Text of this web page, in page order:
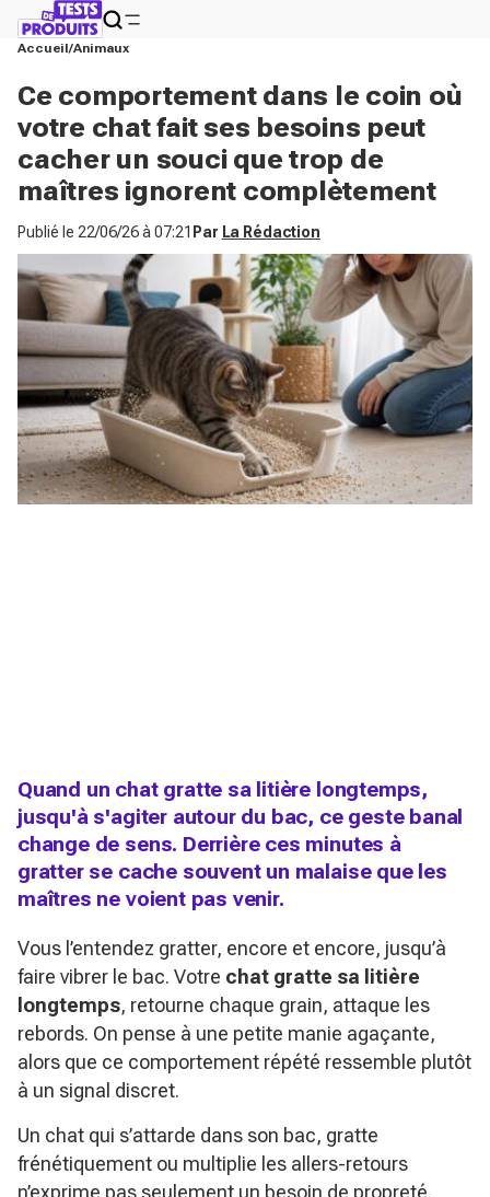
Accueil Animaux
Ce comportement dans le coin où
votre chat fait ses besoins peut
cacher un souci que trop de
maîtres ignorent complètement
Publié le 22/06/26 à 07:21 Par La Rédaction
Quand un chat gratte sa litière longtemps,
jusqu'à s'agiter autour du bac, ce geste banal
change de sens. Derrière ces minutes à
gratter se cache souvent un malaise que les
maîtres ne voient pas venir.
Vous l’entendez gratter, encore et encore, jusqu’à
faire vibrer le bac. Votre chat gratte sa litière
longtemps, retourne chaque grain, attaque les
rebords. On pense à une petite manie agaçante,
alors que ce comportement répété ressemble plutôt
à un signal discret.
Un chat qui s’attarde dans son bac, gratte
frénétiquement ou multiplie les allers-retours
n’exprime pas seulement un besoin de propreté.